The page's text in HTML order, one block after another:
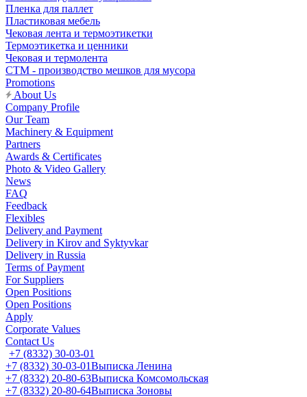
Пленка для паллет
Пластиковая мебель
Чековая лента и термоэтикетки
Термоэтикетка и ценники
Чековая и термолента
СТМ - производство мешков для мусора
Promotions
About Us
Company Profile
Our Team
Machinery & Equipment
Partners
Awards & Certificates
Photo & Video Gallery
News
FAQ
Feedback
Flexibles
Delivery and Payment
Delivery in Kirov and Syktyvkar
Delivery in Russia
Terms of Payment
For Suppliers
Open Positions
Open Positions
Apply
Corporate Values
Contact Us
+7 (8332) 30-03-01
+7 (8332) 30-03-01Выписка Ленина
+7 (8332) 20-80-63Выписка Комсомольская
+7 (8332) 20-80-64Выписка Зоновы